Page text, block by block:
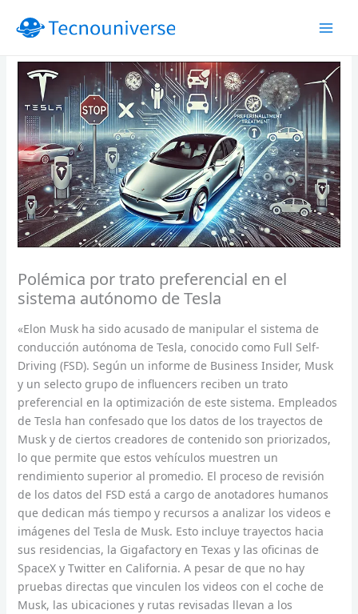
Polémica por trato preferencial en el
sistema autónomo de Tesla
«Elon Musk ha sido acusado de manipular el sistema de
conducción autónoma de Tesla, conocido como Full Self-
Driving (FSD). Según un informe de Business Insider, Musk
y un selecto grupo de influencers reciben un trato
preferencial en la optimización de este sistema. Empleados
de Tesla han confesado que los datos de los trayectos de
Musk y de ciertos creadores de contenido son priorizados,
lo que permite que estos vehículos muestren un
rendimiento superior al promedio. El proceso de revisión
de los datos del FSD está a cargo de anotadores humanos
que dedican más tiempo y recursos a analizar los videos e
imágenes del Tesla de Musk. Esto incluye trayectos hacia
sus residencias, la Gigafactory en Texas y las oficinas de
SpaceX y Twitter en California. A pesar de que no hay
pruebas directas que vinculen los videos con el coche de
Musk, las ubicaciones y rutas revisadas llevan a los